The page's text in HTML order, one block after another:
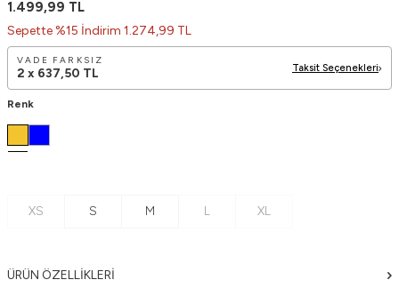
1.499,99 TL
Sepette %15 İndirim 1.274,99 TL
VADE FARKSIZ
2 x 637,50 TL Taksit Seçenekleri
Renk
XS S M L XL
ÜRÜN ÖZELLIKLERI